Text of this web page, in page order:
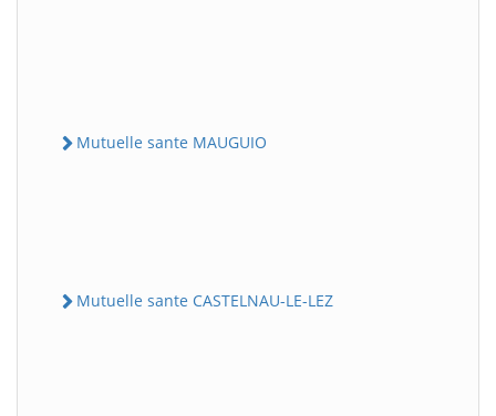
Mutuelle sante MAUGUIO
Mutuelle sante CASTELNAU-LE-LEZ